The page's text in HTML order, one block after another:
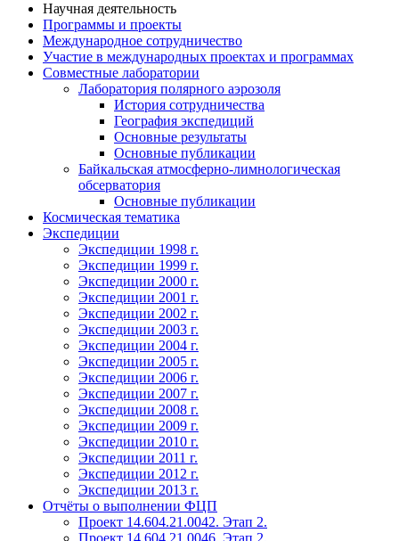
Научная деятельность
Программы и проекты
Международное сотрудничество
Участие в международных проектах и программах
Совместные лаборатории
Лаборатория полярного аэрозоля
История сотрудничества
География экспедиций
Основные результаты
Основные публикации
Байкальская атмосферно-лимнологическая
обсерватория
Основные публикации
Космическая тематика
Экспедиции
Экспедиции 1998 г.
Экспедиции 1999 г.
Экспедиции 2000 г.
Экспедиции 2001 г.
Экспедиции 2002 г.
Экспедиции 2003 г.
Экспедиции 2004 г.
Экспедиции 2005 г.
Экспедиции 2006 г.
Экспедиции 2007 г.
Экспедиции 2008 г.
Экспедиции 2009 г.
Экспедиции 2010 г.
Экспедиции 2011 г.
Экспедиции 2012 г.
Экспедиции 2013 г.
Отчёты о выполнении ФЦП
Проект 14.604.21.0042. Этап 2.
Проект 14.604.21.0046. Этап 2.